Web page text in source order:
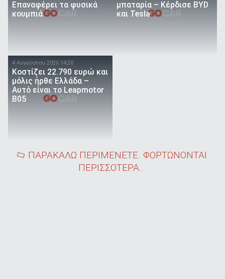
Επαναφέρει τα φυσικά
κουμπιά
μπαταρία – Κέρδισε BYD
και Tesla
4 Αυγούστου 2026 14:20
Κοστίζει 22.790 ευρώ και
μόλις ήρθε Ελλάδα –
Αυτό είναι το Leapmotor
B05
ΠΑΡΑΚΑΛΩ ΠΕΡΙΜΕΝΕΤΕ. ΦΟΡΤΩΝΟΝΤΑΙ
ΠΕΡΙΣΣΟΤΕΡΑ...